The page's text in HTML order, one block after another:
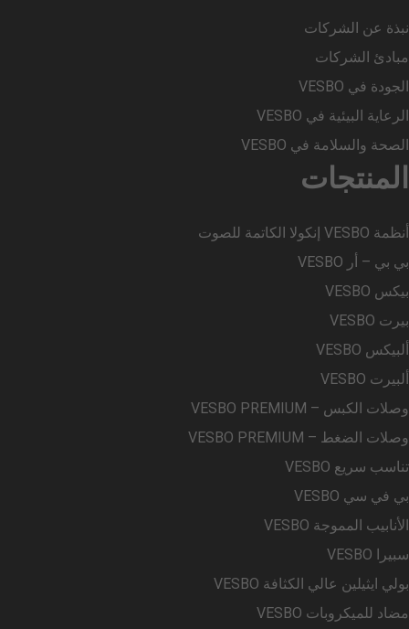
نبذة عن الشركات
مبادئ الشركات
الجودة في VESBO
الرعاية البيئية في VESBO
الصحة والسلامة في VESBO
المنتجات
أنظمة VESBO إنكولا الكاتمة للصوت
بي بي – أر VESBO
بيكس VESBO
بيرت VESBO
ألبيكس VESBO
ألبيرت VESBO
وصلات الكبس – VESBO PREMIUM
وصلات الضغط – VESBO PREMIUM
تناسب سريع VESBO
بي في سي VESBO
الأنابيب المموجة VESBO
سبيرا VESBO
بولي ايثيلين عالي الكثافة VESBO
مضاد للميكروبات VESBO